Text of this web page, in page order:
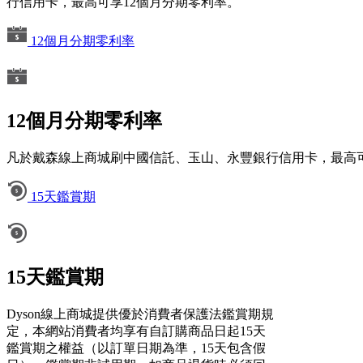
12個月分期零利率
12個月分期零利率
凡於戴森線上商城刷中國信託、玉山、永豐銀行信用卡，最高
15天鑑賞期
15天鑑賞期
Dyson線上商城提供優於消費者保護法鑑賞期規
定，本網站消費者均享有自訂購商品日起15天
鑑賞期之權益（以訂單日期為準，15天包含假